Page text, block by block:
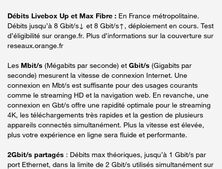
Débits Livebox Up et Max Fibre : En France métropolitaine.
Débits jusqu’à 8 Gbit/s↓ et 8 Gbit/s↑, déploiement en cours. Test
d’éligibilité sur orange.fr. Plus d’informations sur la couverture sur
reseaux.orange.fr
Les Mbit/s (Mégabits par seconde) et Gbit/s (Gigabits par
seconde) mesurent la vitesse de connexion Internet. Une
connexion en Mbt/s est suffisante pour des usages courants
comme le streaming HD et la navigation web. En revanche, une
connexion en Gbt/s offre une rapidité optimale pour le streaming
4K, les téléchargements très rapides et la gestion de plusieurs
appareils connectés simultanément. Plus la vitesse est élevée,
plus votre expérience en ligne sera fluide et performante.
2Gbit/s partagés : Débits max théoriques, jusqu’à 1 Gbit/s par
port Ethernet, dans la limite de 2 Gbit/s utilisés simultanément sur